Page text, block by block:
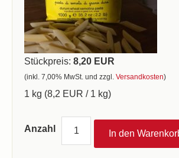
Stückpreis: 8,20 EUR
(inkl. 7,00% MwSt. und zzgl. Versandkosten)
1 kg (8,2 EUR / 1 kg)
Anzahl